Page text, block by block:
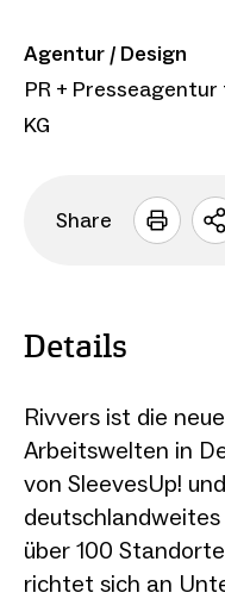
Agentur / Design
PR +
KG
Share
Details
Rivvers ist die
Arbeitswelten in
von SleevesUp!
über 100
richtet sich an